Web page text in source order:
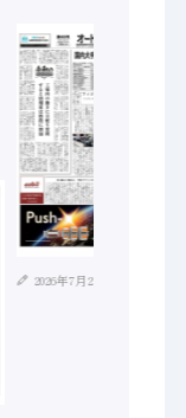
2026年7月21日